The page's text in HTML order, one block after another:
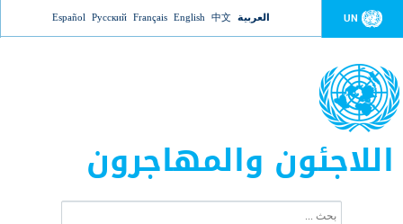
Jump to navigation UN العربية 中文
English
Français
Русский
Español
اللاجئون والمهاجرون